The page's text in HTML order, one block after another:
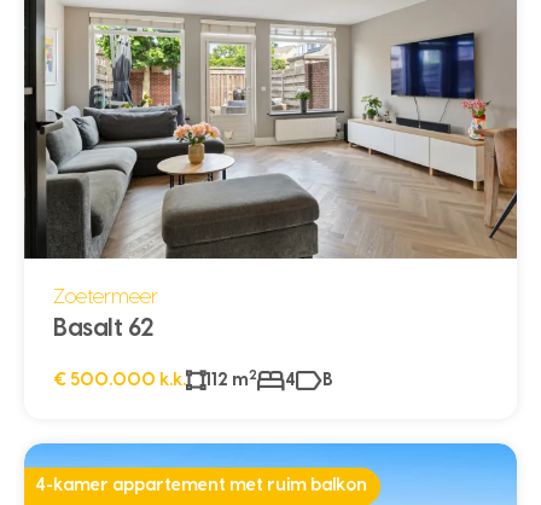
Zoetermeer
Basalt 62
€ 500.000 k.k. 112 m2 4 B
4-kamer appartement met ruim balkon